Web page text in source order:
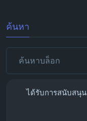
ค้นหา
ได้รับการสนับสนุน